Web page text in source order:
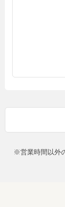
※営業時間以外